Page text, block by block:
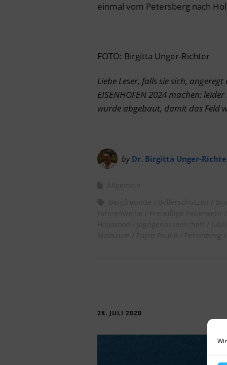
einmal vom Petersberg nach
FOTO: Birgitta Unger-Richter
Liebe Leser, falls sie sich,
EISENHOFEN 2024 machen:
wurde abgebaut, damit das Feld
by Dr. Birgitta Unger-
28. JULI 2020